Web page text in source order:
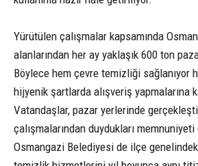
Yürütülen çalışmalar kapsamında
alanlarından her ay yaklaşık 600 ton
Böylece hem çevre temizliği sağlanıyor
hijyenik şartlarda alışveriş yapmalarına
Vatandaşlar, pazar yerlerinde
çalışmalarından duydukları
Osmangazi Belediyesi de ilçe